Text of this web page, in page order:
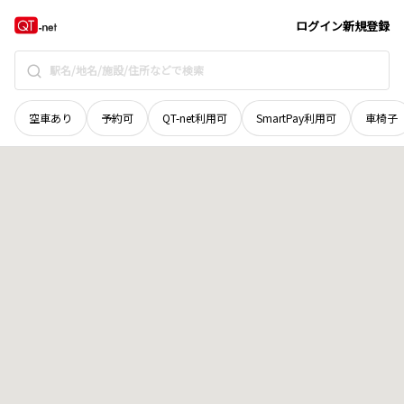
ログイン新規登録
空車あり 予約可 QT-net利用可 SmartPay利用可 車椅子
北海道